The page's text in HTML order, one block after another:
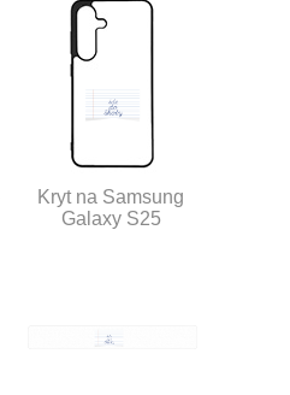
Kryt na Samsung
Galaxy S25